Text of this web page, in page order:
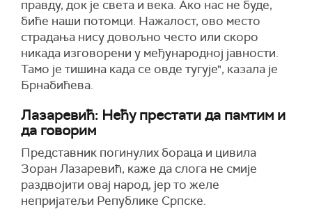
правду, док је света и века. Ако нас не буде,
биће наши потомци. Нажалост, ово место
страдања нису довољно често или скоро
никада изговорени у међународној јавности.
Тамо је тишина када се овде тугује", казала је
Брнабићева.
Лазаревић: Нећу престати да памтим и
да говорим
Представник погинулих бораца и цивила
Зоран Лазаревић, каже да слога не смије
раздвојити овај народ, јер то желе
непријатељи Републике Српске.